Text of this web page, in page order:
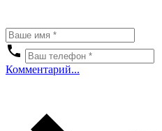
Комментарий...